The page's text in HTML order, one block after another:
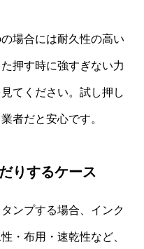
場合には耐久性の高い
押す時に強すぎない力
てください。試し押し
者だと安心です。
りするケース
ンプする場合、インク
・布用・速乾性など、